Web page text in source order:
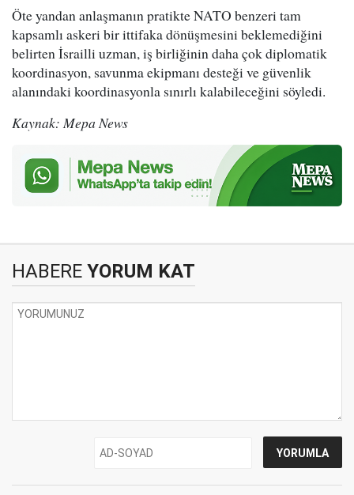
Öte yandan anlaşmanın pratikte NATO benzeri tam
kapsamlı askeri bir ittifaka dönüşmesini beklemediğini
belirten İsrailli uzman, iş birliğinin daha çok diplomatik
koordinasyon, savunma ekipmanı desteği ve güvenlik
alanındaki koordinasyonla sınırlı kalabileceğini söyledi.
Kaynak: Mepa News
HABERE YORUM KAT